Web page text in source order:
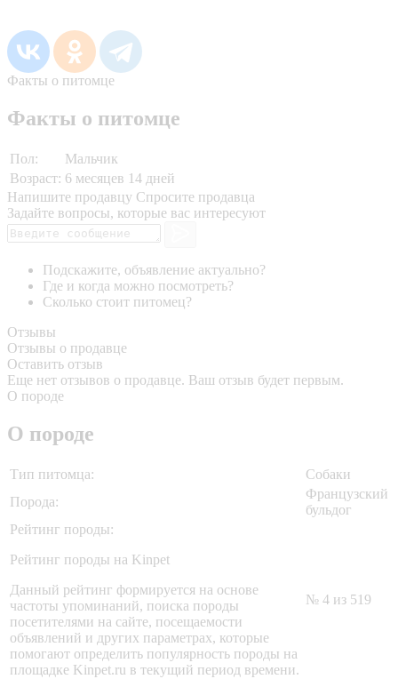
Факты о питомце
Факты о питомце
Пол:
Мальчик
Возраст: 6 месяцев 14 дней
Напишите продавцу Спросите продавца
Задайте вопросы, которые вас интересуют
Подскажите, объявление актуально?
Где и когда можно посмотреть?
Сколько стоит питомец?
Отзывы
Отзывы о продавце
Оставить отзыв
Еще нет отзывов о продавце. Ваш отзыв будет первым.
О породе
О породе
Тип питомца:
Собаки
Порода:
Французский
бульдог
Рейтинг породы:
Рейтинг породы на Kinpet
Данный рейтинг формируется на основе
частоты упоминаний, поиска породы
посетителями на сайте, посещаемости
объявлений и других параметрах, которые
помогают определить популярность породы на
площадке Kinpet.ru в текущий период времени.
№ 4 из 519